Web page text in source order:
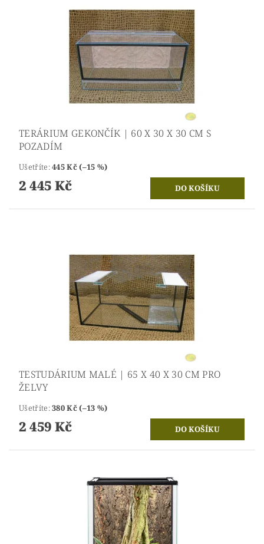
TERÁRIUM GEKONČÍK | 60 X 30 X 30 CM S
POZADÍM
Ušetříte:445 Kč (–15 %)
2 445 Kč
TESTUDÁRIUM MALÉ | 65 X 40 X 30 CM PRO
ŽELVY
Ušetříte:380 Kč (–13 %)
2 459 Kč